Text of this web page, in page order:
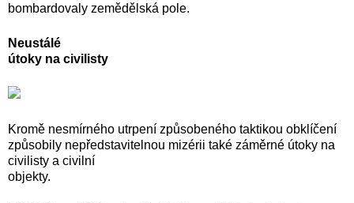
bombardovaly zemědělská pole.
Neustálé
útoky na civilisty
Kromě nesmírného utrpení způsobeného taktikou obklíčení
způsobily nepředstavitelnou mizérii také záměrné útoky na
civilisty a civilní
objekty.